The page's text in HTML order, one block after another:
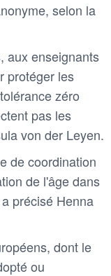
selon la
aux enseignants
protéger les
zéro
pas les
von der Leyen.
de coordination
de l'âge dans
précisé Henna
dont le
ou